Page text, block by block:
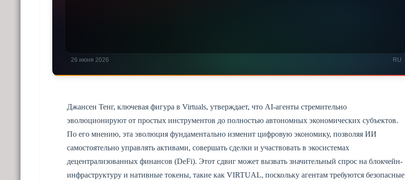
Джансен Тенг, ключевая фигура в Virtuals, утверждает, что AI-агенты стремительно
эволюционируют от простых инструментов до полностью автономных экономических субъектов.
По его мнению, эта эволюция фундаментально изменит цифровую экономику, позволяя ИИ
самостоятельно управлять активами, совершать сделки и участвовать в экосистемах
децентрализованных финансов (DeFi). Этот сдвиг может вызвать значительный спрос на блокчейн-
инфраструктуру и нативные токены, такие как VIRTUAL, поскольку агентам требуются безопасные